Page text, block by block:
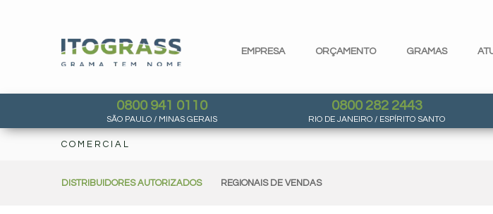
EMPRESA ORÇAMENTO GRAMAS
0800 941 0110
SÃO PAULO / MINAS GERAIS
0800 282 2443
RIO DE JANEIRO / ESPÍRITO SANTO
COMERCIAL
DISTRIBUIDORES AUTORIZADOS REGIONAIS DE VENDAS